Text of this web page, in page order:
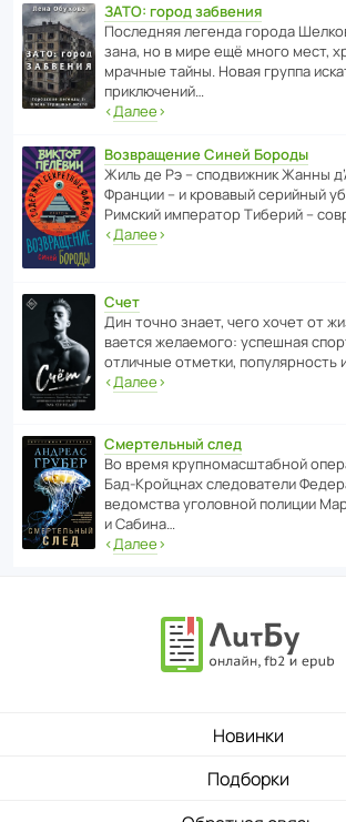
ЗАТО: город забвения
После­дняя легенда города
зана, но в мире ещё много мест,
мрачные тайны. Новая группа
приключений…
‹Далее›
Возвращение Синей Бороды
Жиль де Рэ – спод­ви­жник Жанны
Франции – и кровавый серийный
Римский импе­ратор Тиберий –
‹Далее›
Счет
Дин точно знает, чего хочет от
ва­ется жела­е­мого: успе­шная
отли­чные отметки, попу­ля­р­ность
‹Далее›
Смертельный след
Во время круп­но­мас­ш­та­бной
Бад‑Крой­цнах следо­ва­тели
ведомства уголо­вной полиции
и Сабина…
‹Далее›
Новинки
Подборки